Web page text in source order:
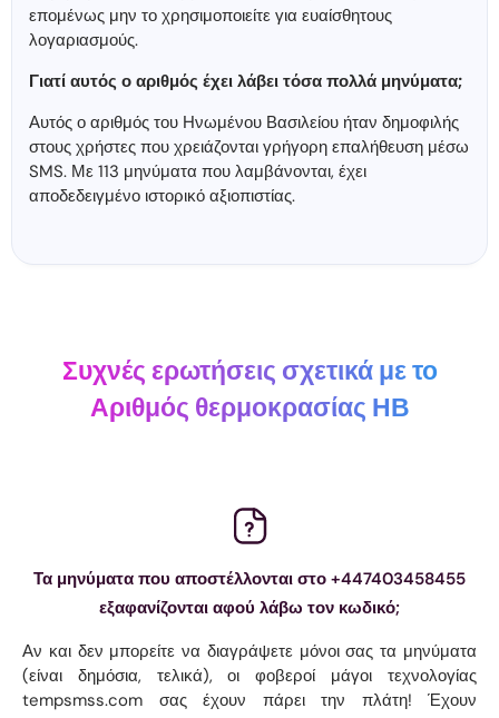
επομένως μην το χρησιμοποιείτε για ευαίσθητους
λογαριασμούς.
Γιατί αυτός ο αριθμός έχει λάβει τόσα πολλά μηνύματα;
Αυτός ο αριθμός του Ηνωμένου Βασιλείου ήταν δημοφιλής
στους χρήστες που χρειάζονται γρήγορη επαλήθευση μέσω
SMS. Με 113 μηνύματα που λαμβάνονται, έχει
αποδεδειγμένο ιστορικό αξιοπιστίας.
Συχνές ερωτήσεις σχετικά με το
Αριθμός θερμοκρασίας ΗΒ
Τα μηνύματα που αποστέλλονται στο +447403458455
εξαφανίζονται αφού λάβω τον κωδικό;
Αν και δεν μπορείτε να διαγράψετε μόνοι σας τα μηνύματα
(είναι δημόσια, τελικά), οι φοβεροί μάγοι τεχνολογίας
tempsmss.com σας έχουν πάρει την πλάτη! Έχουν